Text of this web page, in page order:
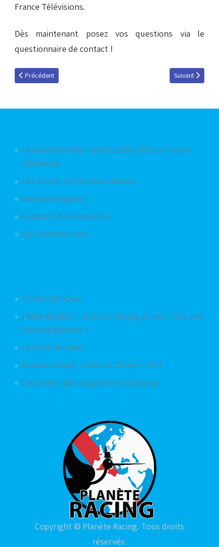
France Télévisions.
Dès maintenant posez vos questions via le
questionnaire de contact !
Article précédent : Podcast du 19 août 2010
Précédent Article suivant :
Suivant
Le calendrier des matchs 2020-2021 sur votre
téléphone
Les chants du kop de la Meinau
Mentions légales
Podcasts des émissions
Qui sommes-nous
L'Inter de l'Oise
Habib Bellaïd : « Entre le Racing et moi, c’est une
histoire de cœur »
Le droit de rêver
Romain Giraud, invité du 28 mars 2013
Les chants des supporters du Racing
Copyright © Planète Racing. Tous droits
réservés.